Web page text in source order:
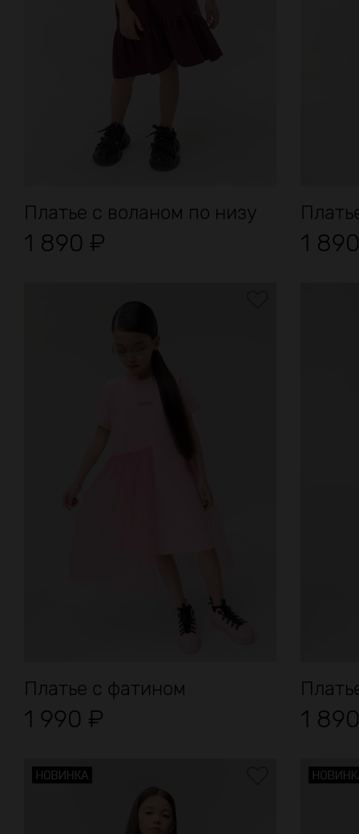
Платье с воланом по низу
1 890 ₽ 1
Платье с фатином
1 990 ₽ 1